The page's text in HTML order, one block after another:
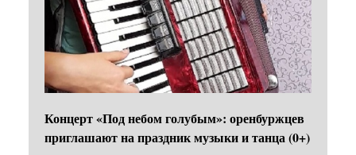
Концерт «Под небом голубым»: оренбуржцев
приглашают на праздник музыки и танца (0+)